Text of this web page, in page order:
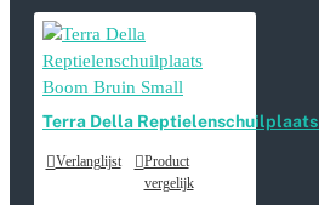
Terra Della
Verlanglijst
Product
vergelijk